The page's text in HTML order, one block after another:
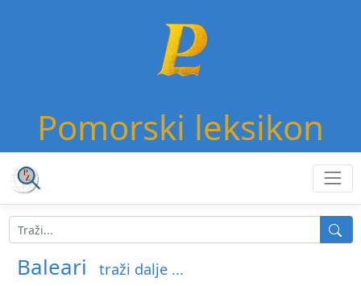
Pomorski leksikon
Baleari traži dalje ...